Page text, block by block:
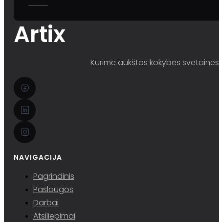
Artix
Kurime aukštos kokybės
NAVIGACIJA
Pagrindinis
Paslaugos
Darbai
Atsiliepimai